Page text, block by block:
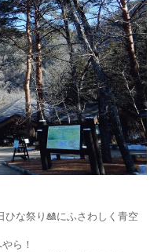
な祭り🎎にふさわしく青空
やら！